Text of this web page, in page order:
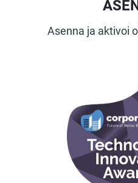
Asenna ja aktivoi